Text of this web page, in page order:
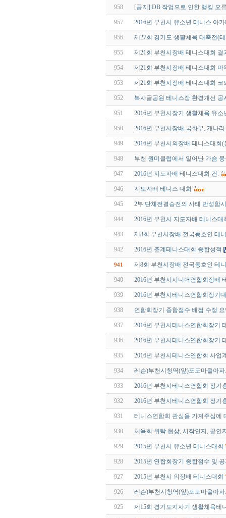
958 [공지] DB 작업으로 인한 랭킹 오
957 2016년 부천시 유소년 테니스 아
956 제27회 경기도 생활체육 대축전(
955 제21회 부천시장배 테니스대회 결
954 제21회 부천시장배 테니스대회 마
953 제21회 부천시장배 테니스대회 코
952 복사골공원 테니스장 환경개선 공
951 2016년 부천시장기 생활체육 유
950 2016년 부천시장배 국화부, 개나
949 2016년 부천시의장배 테니스대회(
948 부천 원미클럽에서 일어난 가슴
947 2016년 지도자배 테니스대회 건.
946 지도자배 테니스 대회
945 2부 단체전결승전의 사태 반성합
944 2016년 부천시 지도자배 테니스대
943 제8회 부천시장배 전국동호인 테
942 2016년 춘계테니스대회 종합성적
941 제8회 부천시장배 전국동호인 테
940 2016년 부천시시니어연합회장배
939 2016년 부천시테니스연합회장기
938 연합회장기 종합점수 배점 수정
937 2016년 부천시테니스연합회장기
936 2016년 부천시테니스연합회장기
935 2016년 부천시테니스연합회 사업
934 레슨)부천시청역(앞)포도마을아
933 2016년 부천시테니스연합회 정
932 2016년 부천시테니스연합회 정기
931 테니스연합회 관심을 가져주심에
930 체육회 위탁 협상, 시작인지, 끝인
929 2015년 부천시 유소년 테니스대회
928 2015년 연합회장기 종합점수 및
927 2015년 부천시 의장배 테니스대회
926 레슨)부천시청역(앞)포도마을아
925 제15회 경기도지사기 생활체육